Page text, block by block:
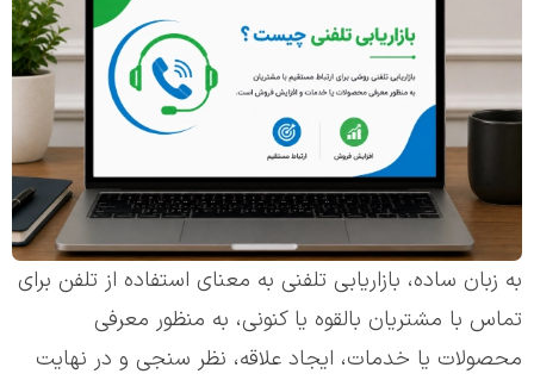
به زبان ساده، بازاریابی تلفنی به معنای استفاده از تلفن برای
تماس با مشتریان بالقوه یا کنونی، به منظور معرفی
محصولات یا خدمات، ایجاد علاقه، نظر سنجی و در نهایت